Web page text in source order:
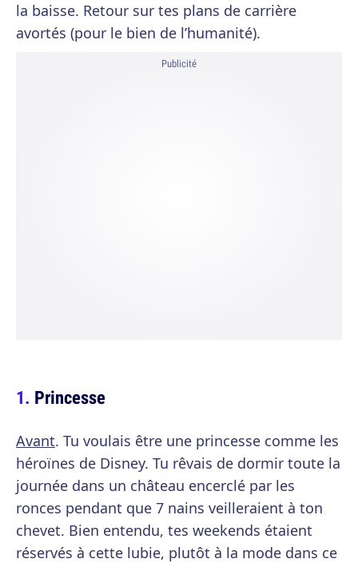
la baisse. Retour sur tes plans de carrière
avortés (pour le bien de l’humanité).
Publicité
Princesse
Avant. Tu voulais être une princesse comme les
héroïnes de Disney. Tu rêvais de dormir toute la
journée dans un château encerclé par les
ronces pendant que 7 nains veilleraient à ton
chevet. Bien entendu, tes weekends étaient
réservés à cette lubie, plutôt à la mode dans ce